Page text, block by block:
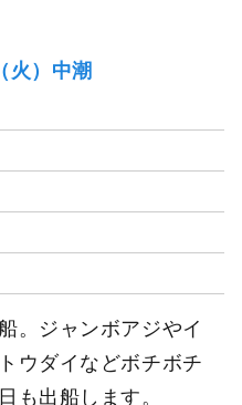
火）中潮
。ジャンボアジやイ
ウダイなどボチボチ
も出船します。